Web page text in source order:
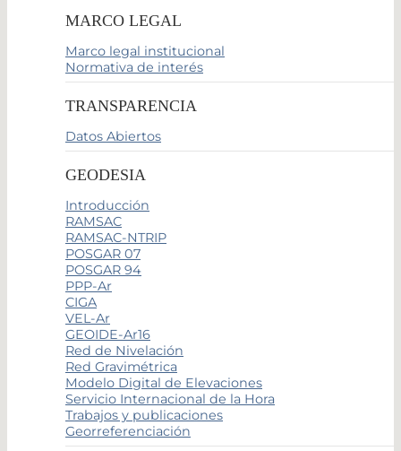
MARCO LEGAL
Marco legal institucional
Normativa de interés
TRANSPARENCIA
Datos Abiertos
GEODESIA
Introducción
RAMSAC
RAMSAC-NTRIP
POSGAR 07
POSGAR 94
PPP-Ar
CIGA
VEL-Ar
GEOIDE-Ar16
Red de Nivelación
Red Gravimétrica
Modelo Digital de Elevaciones
Servicio Internacional de la Hora
Trabajos y publicaciones
Georreferenciación